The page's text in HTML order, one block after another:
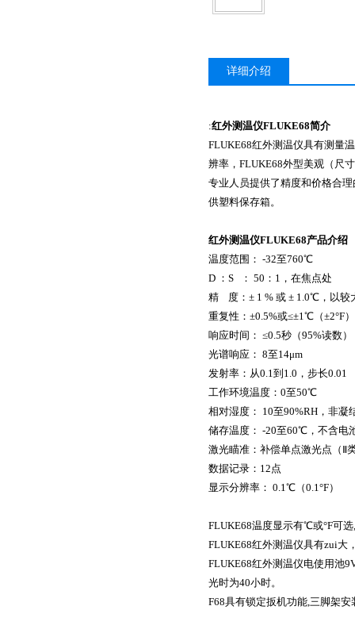
详细介绍
:红外测温仪FLUKE68简介
FLUKE68红外测温仪具有测量
辨率， FLUKE68外型美观 （ 尺寸
专业人员提供了精度和价格合
供塑料保存箱。
红外测温仪FLUKE68产品介绍
温度范围： -32至760℃
D ： S ： 50 ： 1 ，在焦点处
精
度： ± 1 % 或 ± 1.0℃ ，以较
重复性： ±0.5%或≤±1℃ （±2°F
响应时间： ≤0.5秒（95%读数）
光谱响应： 8至14μm
发射率：从0.1到 1.0 ，步长0.01
工作环境温度： 0至50℃
相对湿度： 10至90%RH ，非凝
储存温度： -20至60℃ ，不含电
激光瞄准： 补偿单点激光点（ Ⅱ
数据记录： 12点
显示分辨率： 0.1℃ （0.1°F）
FLUKE68温度显示有℃或°F可选,
FLUKE68红外测温仪具有zui大
FLUKE68红外测温仪电使用池
光时为40小时。
F68具有锁定扳机功能,三脚架安